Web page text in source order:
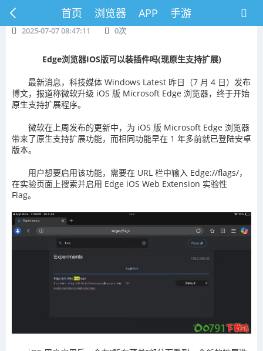
首页 浏览器 APP 手游
2025-07-07 08:47:11 0次
Edge浏览器IOS版可以装插件吗(现原生支持扩展)
最新消息，科技媒体 Windows Latest 昨日（7 月 4 日）发布
博文，报道称微软升级 iOS 版 Microsoft Edge 浏览器，终于开始
原生支持扩展程序。
微软在上周发布的更新中，为 iOS 版 Microsoft Edge 浏览器
带来了原生支持扩展功能，而相同功能早在 1 年多前就已登陆安卓
版本。
用户想要启用该功能，需要在 URL 栏中输入 Edge://flags/，
在实验页面上搜索并启用 Edge iOS Web Extension 实验性
Flag。